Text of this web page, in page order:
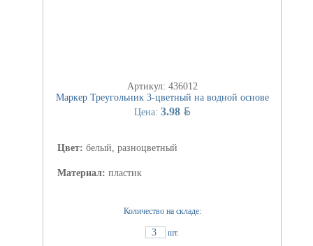
Артикул: 436012
Маркер Треугольник 3-цветный на водной основе
Цена: 3.98 BYN
Цвет: белый, разноцветный
Материал: пластик
Количество на складе:
3
шт.